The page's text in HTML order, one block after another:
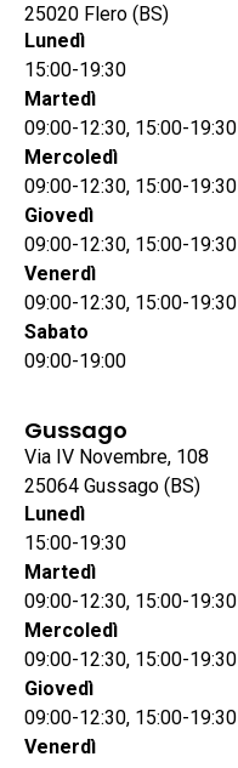
25020 Flero (BS)
Lunedì
15:00-19:30
Martedì
09:00-12:30, 15:00-19:30
Mercoledì
09:00-12:30, 15:00-19:30
Giovedì
09:00-12:30, 15:00-19:30
Venerdì
09:00-12:30, 15:00-19:30
Sabato
09:00-19:00
Gussago
Via IV Novembre, 108
25064 Gussago (BS)
Lunedì
15:00-19:30
Martedì
09:00-12:30, 15:00-19:30
Mercoledì
09:00-12:30, 15:00-19:30
Giovedì
09:00-12:30, 15:00-19:30
Venerdì